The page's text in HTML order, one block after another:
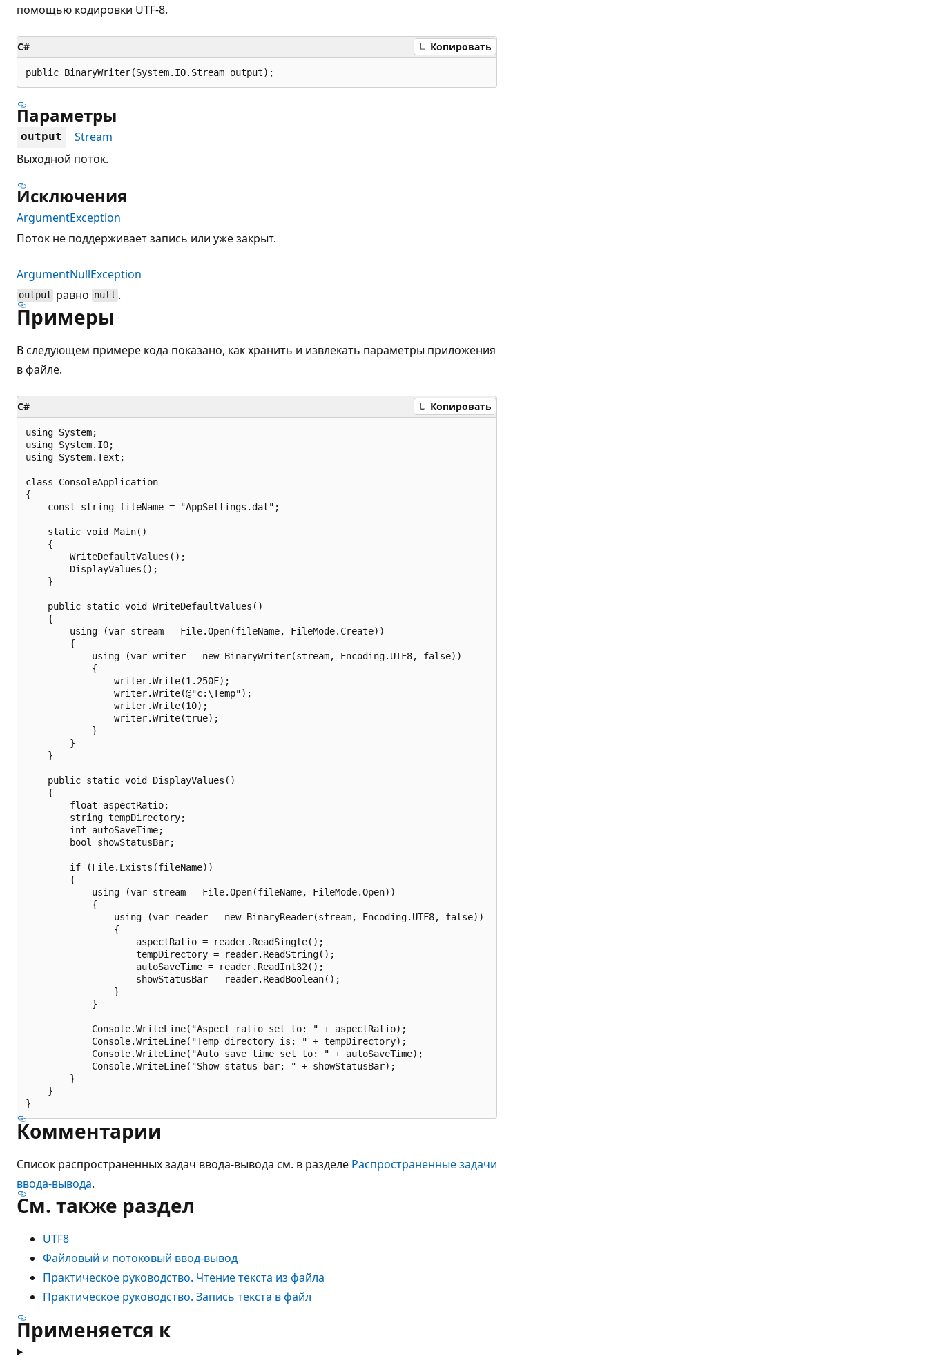
помощью кодировки UTF-8.
C# Копировать
public BinaryWriter(System.IO.Stream output);
Параметры
output
Stream
Выходной поток.
Исключения
ArgumentException
Поток не поддерживает запись или уже закрыт.
ArgumentNullException
output равно null .
Примеры
В следующем примере кода показано, как хранить и извлекать параметры приложения
в файле.
C# Копировать
using System;
using System.IO;
using System.Text;
class ConsoleApplication
{
    const string fileName = "AppSettings.dat";
    static void Main()
    {
        WriteDefaultValues();
        DisplayValues();
    }
    public static void WriteDefaultValues()
    {
        using (var stream = File.Open(fileName, FileMode.Create))
        {
            using (var writer = new BinaryWriter(stream, Encoding.UTF8, false))
            {
                writer.Write(1.250F);
                writer.Write(@"c:\Temp");
                writer.Write(10);
                writer.Write(true);
            }
        }
    }
    public static void DisplayValues()
    {
        float aspectRatio;
        string tempDirectory;
        int autoSaveTime;
        bool showStatusBar;
        if (File.Exists(fileName))
        {
            using (var stream = File.Open(fileName, FileMode.Open))
            {
                using (var reader = new BinaryReader(stream, Encoding.UTF8, false))
                {
                    aspectRatio = reader.ReadSingle();
                    tempDirectory = reader.ReadString();
                    autoSaveTime = reader.ReadInt32();
                    showStatusBar = reader.ReadBoolean();
                }
            }
            Console.WriteLine("Aspect ratio set to: " + aspectRatio);
            Console.WriteLine("Temp directory is: " + tempDirectory);
            Console.WriteLine("Auto save time set to: " + autoSaveTime);
            Console.WriteLine("Show status bar: " + showStatusBar);
        }
    }
Комментарии
Список распространенных задач ввода-вывода см. в разделе Распространенные задачи
ввода-вывода.
См. также раздел
UTF8
Файловый и потоковый ввод-вывод
Практическое руководство. Чтение текста из файла
Практическое руководство. Запись текста в файл
Применяется к